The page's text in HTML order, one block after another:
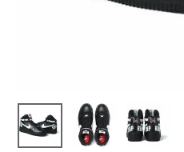
Tシャツ・ロングスリーブ